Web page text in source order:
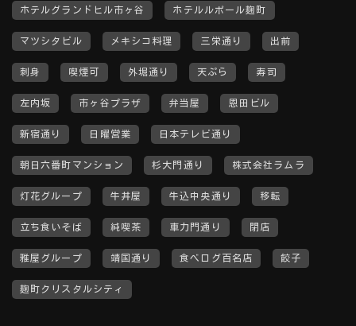
ホテルグランドヒル市ヶ谷 ホテルルポール麹町
マツシタビル メキシコ料理 三栄通り 出前
刺身 喫煙可 外堀通り 天ぷら 寿司
左内坂 市ヶ谷プラザ 弁当屋 恩田ビル
新宿通り 日曜営業 日本テレビ通り
朝日六番町マンション 杉大門通り 株式会社ラムラ
灯花グループ 牛丼屋 牛込中央通り 移転
立ち食いそば 純喫茶 車力門通り 閉店
雅屋グループ 靖国通り 食べログ百名店 餃子
麹町クリスタルシティ